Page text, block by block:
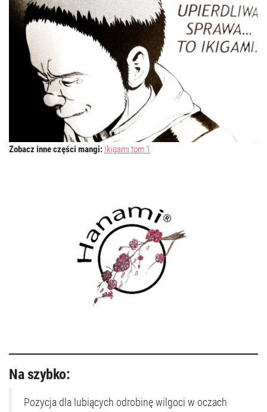
Zobacz inne części mangi: Ikigami tom 1
Na szybko:
Pozycja dla lubiących odrobinę wilgoci w oczach